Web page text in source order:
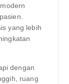
yang lebih
dengan
ruang